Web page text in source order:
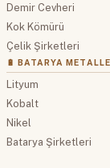
Demir Cevheri
Kok Kömürü
Çelik Şirketleri
🔋 BATARYA
Lityum
Kobalt
Nikel
Batarya Şirketleri